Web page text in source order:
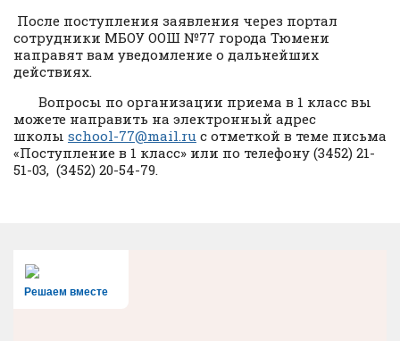
После поступления заявления через портал
сотрудники МБОУ ООШ №77 города Тюмени
направят вам уведомление о дальнейших
действиях.
Вопросы по организации приема в 1 класс вы
можете направить на электронный адрес
школы school-77@mail.ru с отметкой в теме письма
«Поступление в 1 класс» или по телефону (3452) 21-
51-03, (3452) 20-54-79.
Решаем вместе